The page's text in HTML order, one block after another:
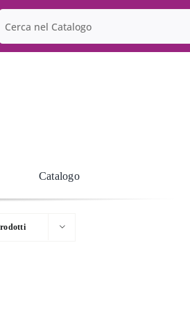
per:
Catalogo